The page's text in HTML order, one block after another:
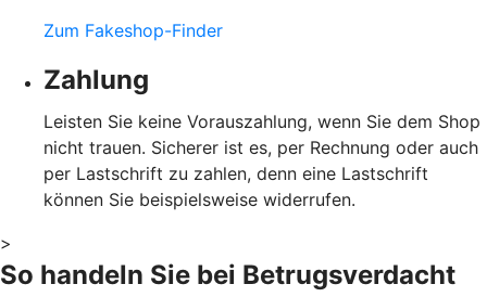
Zum Fakeshop-Finder
Zahlung
Leisten Sie keine Vorauszahlung, wenn Sie dem Shop
nicht trauen. Sicherer ist es, per Rechnung oder auch
per Lastschrift zu zahlen, denn eine Lastschrift
können Sie beispielsweise widerrufen.
>
So handeln Sie bei Betrugsverdacht